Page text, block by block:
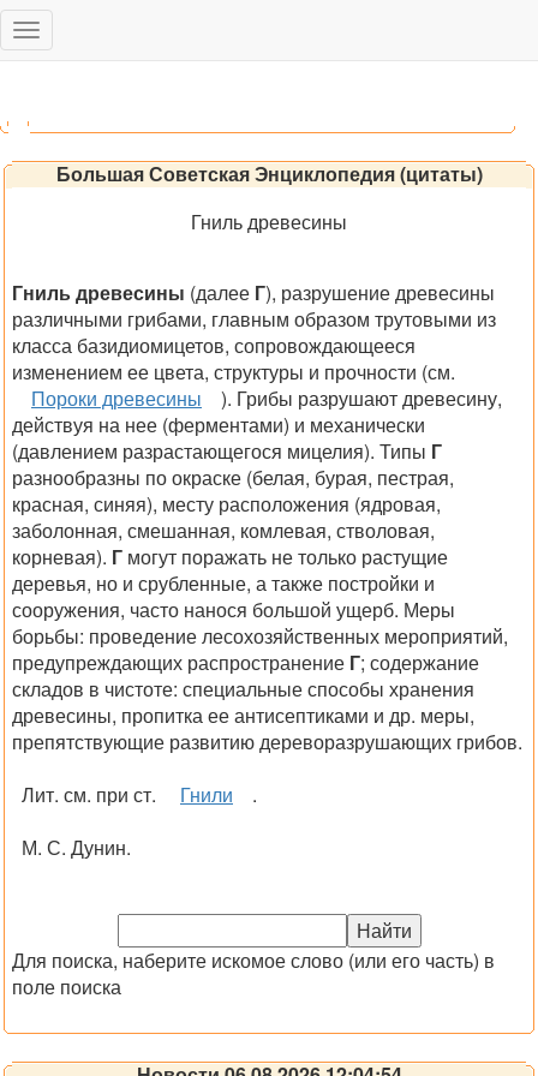
Toggle
navigation
Большая Советская Энциклопедия (цитаты)
Гниль древесины
Гниль древесины (далее Г), разрушение древесины
различными грибами, главным образом трутовыми из
класса базидиомицетов, сопровождающееся
изменением ее цвета, структуры и прочности (см.
Пороки древесины
). Грибы разрушают древесину,
действуя на нее (ферментами) и механически
(давлением разрастающегося мицелия). Типы Г
разнообразны по окраске (белая, бурая, пестрая,
красная, синяя), месту расположения (ядровая,
заболонная, смешанная, комлевая, стволовая,
корневая). Г могут поражать не только растущие
деревья, но и срубленные, а также постройки и
сооружения, часто нанося большой ущерб. Меры
борьбы: проведение лесохозяйственных мероприятий,
предупреждающих распространение Г; содержание
складов в чистоте: специальные способы хранения
древесины, пропитка ее антисептиками и др. меры,
препятствующие развитию дереворазрушающих грибов.
Лит. см. при ст. Гнили
.
М. С. Дунин.
Для поиска, наберите искомое слово (или его часть) в
поле поиска